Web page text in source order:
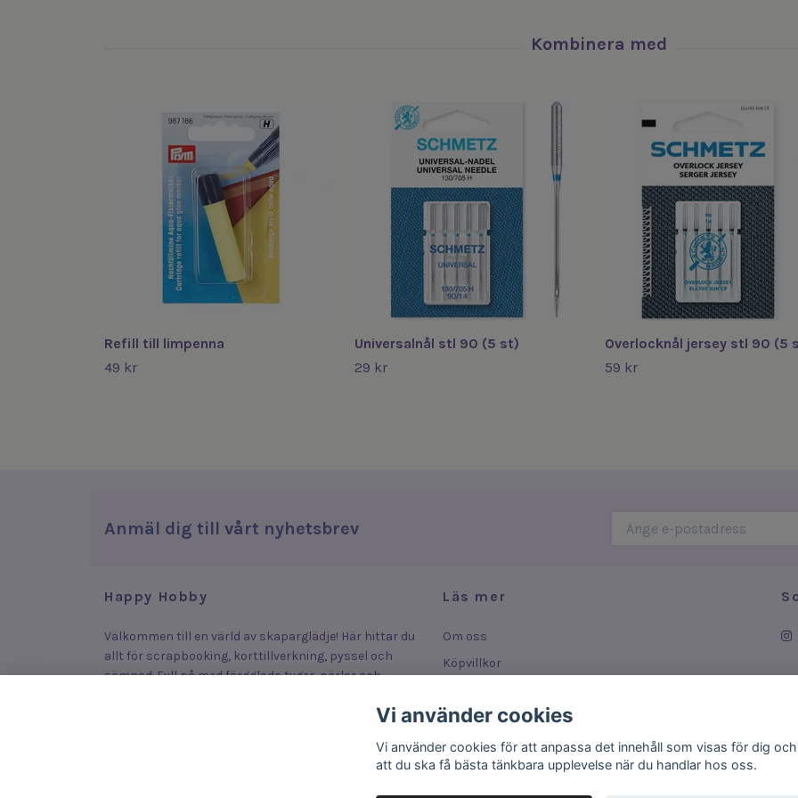
Refill till limpenna
49 kr
Universalnål stl 90 (5 st)
29 kr
Overlocknål jersey stl 90 (5
59 kr
Anmäl dig till vårt nyhetsbrev
Happy Hobby
Välkommen till en värld av skaparglädje! Här hittar du
allt för scrapbooking, korttillverkning, pyssel och
sömnad. Fyll på med färgglada tyger, pärlor och
eller upptäck roliga och enkla produkter som lockar
Läs mer
Om oss
Köpvillkor
Kontakt
Vi använder cookies
Vi använder cookies för att anpassa det innehåll som visas för dig
att du ska få bästa tänkbara upplevelse när du handlar hos oss.